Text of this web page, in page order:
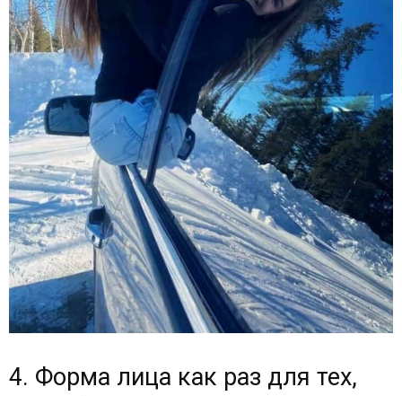
4. Форма лица как раз для тех,